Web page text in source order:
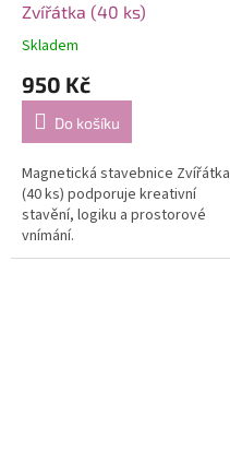
Zvířátka (40 ks)
Skladem
950 Kč
Do košíku
Magnetická stavebnice Zvířátka
(40 ks) podporuje kreativní
stavění, logiku a prostorové
vnímání.